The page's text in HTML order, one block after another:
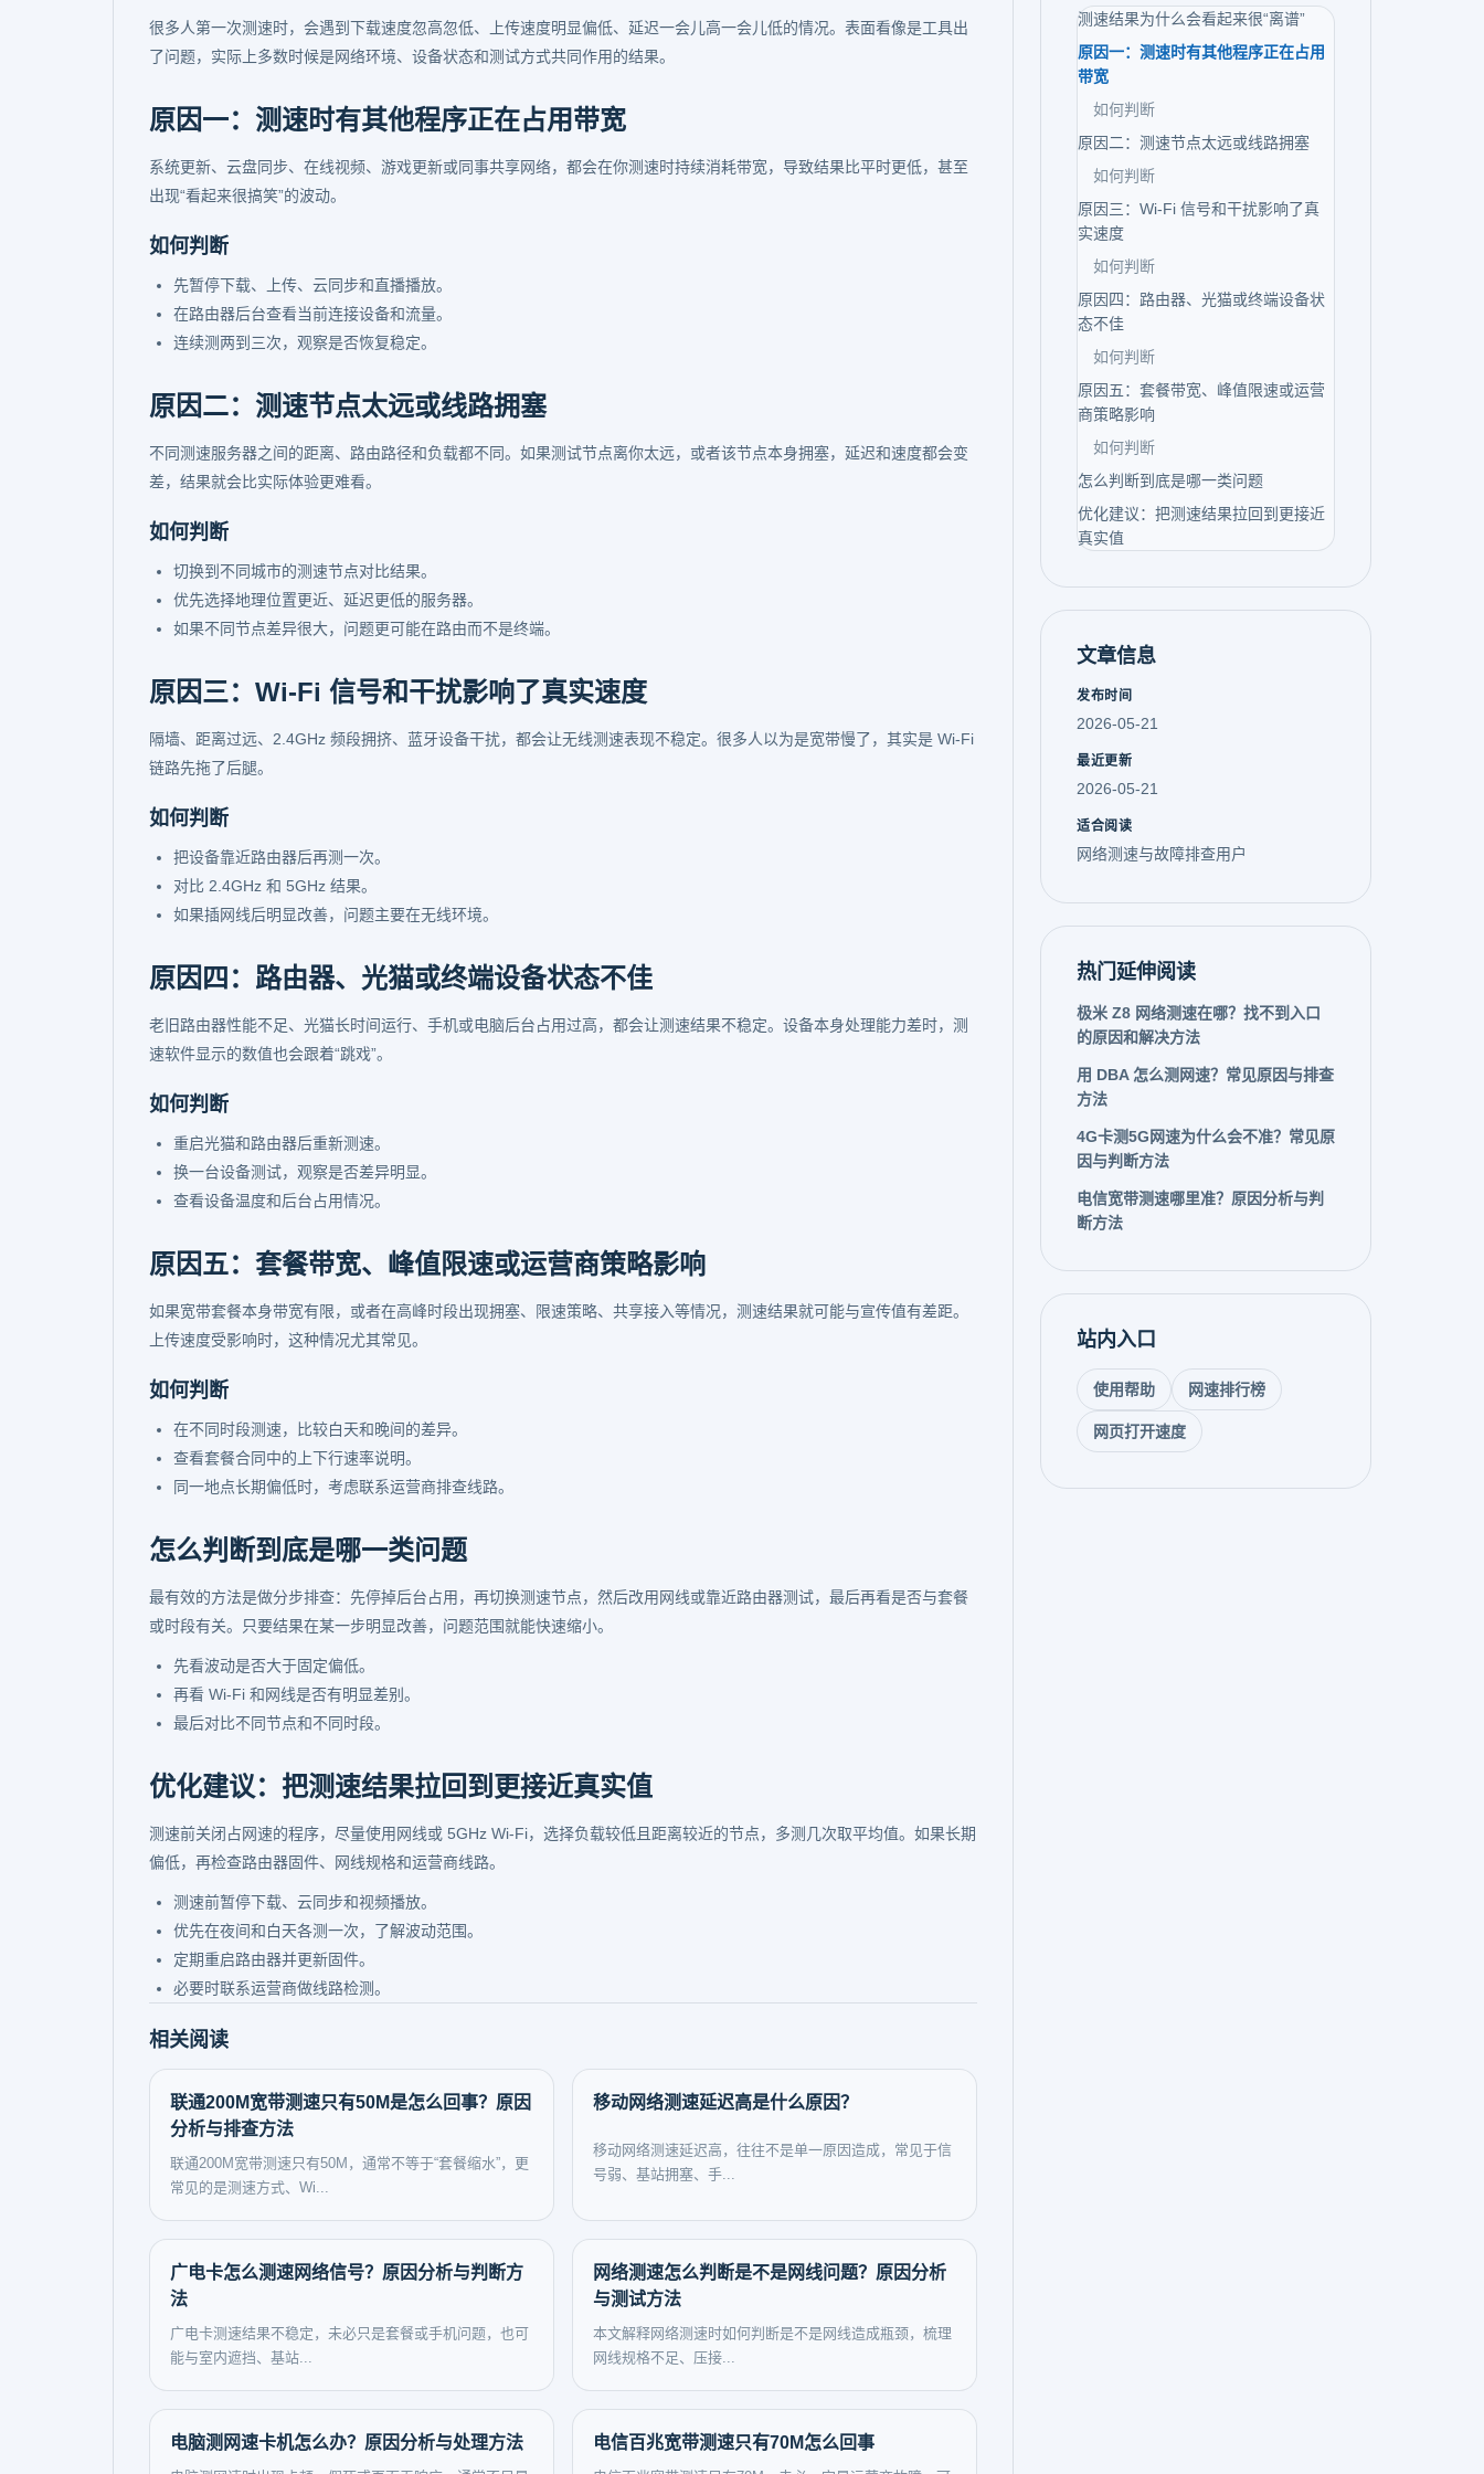
很多人第一次测速时，会遇到下载速度忽高忽低、上传速度明显偏低、延迟一会儿高一会儿低的情况。表面看像是工具出
了问题，实际上多数时候是网络环境、设备状态和测试方式共同作用的结果。
原因一：测速时有其他程序正在占用带宽
系统更新、云盘同步、在线视频、游戏更新或同事共享网络，都会在你测速时持续消耗带宽，导致结果比平时更低，甚至
出现“看起来很搞笑”的波动。
如何判断
先暂停下载、上传、云同步和直播播放。
在路由器后台查看当前连接设备和流量。
连续测两到三次，观察是否恢复稳定。
原因二：测速节点太远或线路拥塞
不同测速服务器之间的距离、路由路径和负载都不同。如果测试节点离你太远，或者该节点本身拥塞，延迟和速度都会变
差，结果就会比实际体验更难看。
如何判断
切换到不同城市的测速节点对比结果。
优先选择地理位置更近、延迟更低的服务器。
如果不同节点差异很大，问题更可能在路由而不是终端。
原因三：Wi‑Fi 信号和干扰影响了真实速度
隔墙、距离过远、2.4GHz 频段拥挤、蓝牙设备干扰，都会让无线测速表现不稳定。很多人以为是宽带慢了，其实是 Wi‑Fi
链路先拖了后腿。
如何判断
把设备靠近路由器后再测一次。
对比 2.4GHz 和 5GHz 结果。
如果插网线后明显改善，问题主要在无线环境。
原因四：路由器、光猫或终端设备状态不佳
老旧路由器性能不足、光猫长时间运行、手机或电脑后台占用过高，都会让测速结果不稳定。设备本身处理能力差时，测
速软件显示的数值也会跟着“跳戏”。
如何判断
重启光猫和路由器后重新测速。
换一台设备测试，观察是否差异明显。
查看设备温度和后台占用情况。
原因五：套餐带宽、峰值限速或运营商策略影响
如果宽带套餐本身带宽有限，或者在高峰时段出现拥塞、限速策略、共享接入等情况，测速结果就可能与宣传值有差距。
上传速度受影响时，这种情况尤其常见。
如何判断
在不同时段测速，比较白天和晚间的差异。
查看套餐合同中的上下行速率说明。
同一地点长期偏低时，考虑联系运营商排查线路。
怎么判断到底是哪一类问题
最有效的方法是做分步排查：先停掉后台占用，再切换测速节点，然后改用网线或靠近路由器测试，最后再看是否与套餐
或时段有关。只要结果在某一步明显改善，问题范围就能快速缩小。
先看波动是否大于固定偏低。
再看 Wi‑Fi 和网线是否有明显差别。
最后对比不同节点和不同时段。
优化建议：把测速结果拉回到更接近真实值
测速前关闭占网速的程序，尽量使用网线或 5GHz Wi‑Fi，选择负载较低且距离较近的节点，多测几次取平均值。如果长期
偏低，再检查路由器固件、网线规格和运营商线路。
测速前暂停下载、云同步和视频播放。
优先在夜间和白天各测一次，了解波动范围。
定期重启路由器并更新固件。
必要时联系运营商做线路检测。
相关阅读
联通200M宽带测速只有50M是怎么回事？原因
分析与排查方法
联通200M宽带测速只有50M，通常不等于“套餐缩水”，更
常见的是测速方式、Wi...
移动网络测速延迟高是什么原因？
移动网络测速延迟高，往往不是单一原因造成，常见于信
号弱、基站拥塞、手...
广电卡怎么测速网络信号？原因分析与判断方
法
广电卡测速结果不稳定，未必只是套餐或手机问题，也可
能与室内遮挡、基站...
网络测速怎么判断是不是网线问题？原因分析
与测试方法
本文解释网络测速时如何判断是不是网线造成瓶颈，梳理
网线规格不足、压接...
电脑测网速卡机怎么办？原因分析与处理方法 电信百兆宽带测速只有70M怎么回事
测速结果为什么会看起来很“离谱”
原因一：测速时有其他程序正在占用
带宽
如何判断
原因二：测速节点太远或线路拥塞
如何判断
原因三：Wi‑Fi 信号和干扰影响了真
实速度
如何判断
原因四：路由器、光猫或终端设备状
态不佳
如何判断
原因五：套餐带宽、峰值限速或运营
商策略影响
如何判断
怎么判断到底是哪一类问题
优化建议：把测速结果拉回到更接近
真实值
文章信息
发布时间
2026-05-21
最近更新
2026-05-21
适合阅读
网络测速与故障排查用户
热门延伸阅读
极米 Z8 网络测速在哪？找不到入口
的原因和解决方法
用 DBA 怎么测网速？常见原因与排查
方法
4G卡测5G网速为什么会不准？常见原
因与判断方法
电信宽带测速哪里准？原因分析与判
断方法
站内入口
使用帮助 网速排行榜
网页打开速度